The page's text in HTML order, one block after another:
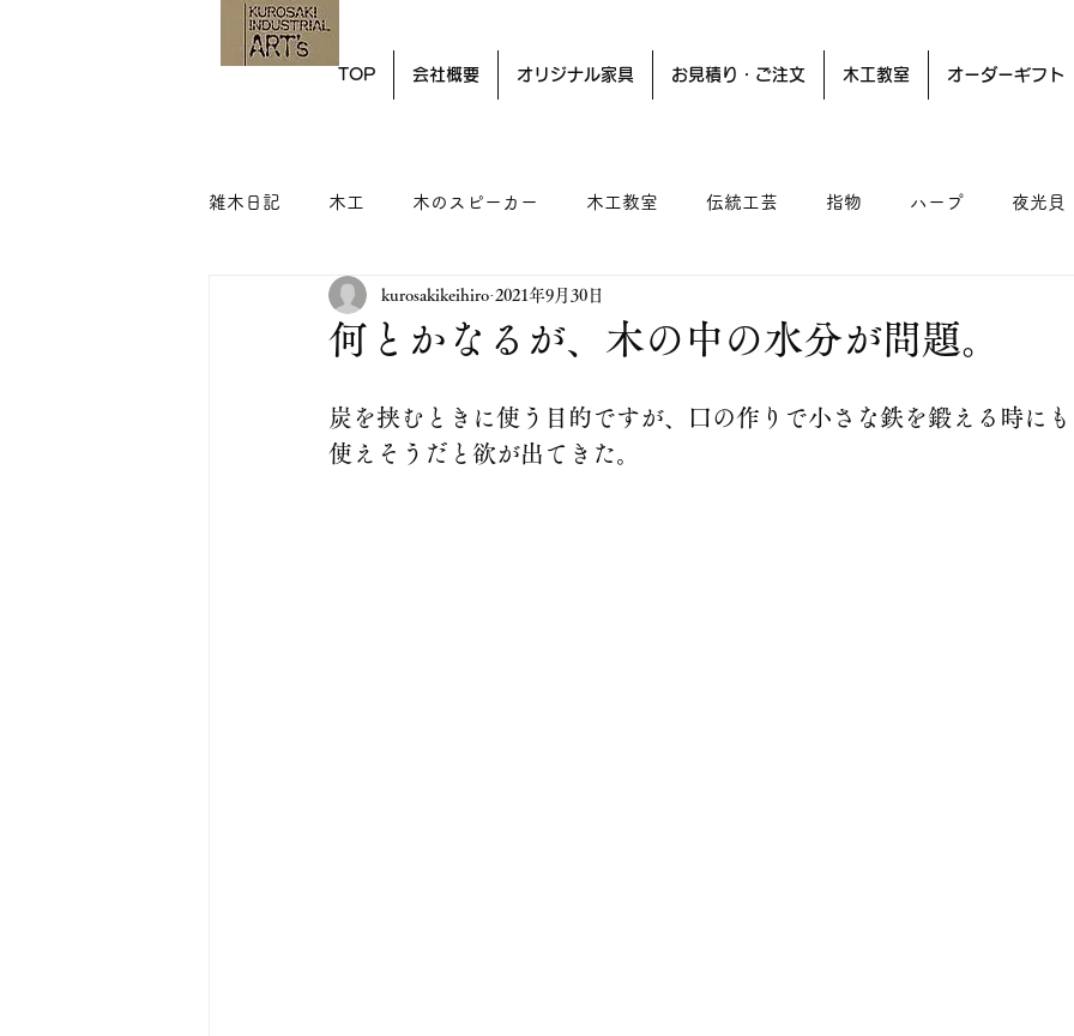
TOP 会社概要 オリジナル家具 お見積り・ご注文 木工教室 オーダーギフト
雑木日記 木工 木のスピーカー 木工教室 伝統工芸 指物 ハープ 夜光貝
何とかなるが、木の中の水分が問題。
kurosakikeihiro 2021年9月30日
炭を挟むときに使う目的ですが、口の作りで小さな鉄を鍛える時にも
使えそうだと欲が出てきた。